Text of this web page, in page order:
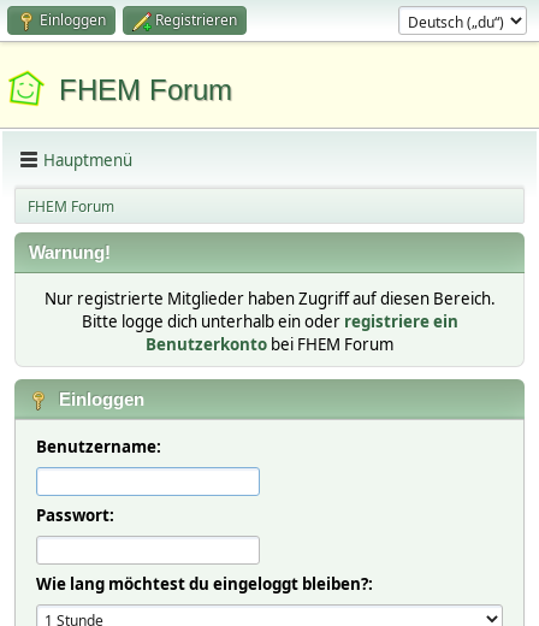
Einloggen Registrieren
FHEM Forum
Hauptmenü
FHEM Forum
Warnung!
Nur registrierte Mitglieder haben Zugriff auf diesen Bereich.
Bitte logge dich unterhalb ein oder registriere ein
Benutzerkonto bei FHEM Forum
Einloggen
Benutzername:
Passwort:
Wie lang möchtest du eingeloggt bleiben?: